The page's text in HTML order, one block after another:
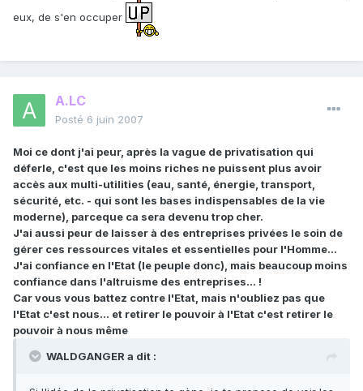
eux, de s'en occuper
A.LC
Posté 6 juin 2007
Moi ce dont j'ai peur, après la vague de privatisation qui
déferle, c'est que les moins riches ne puissent plus avoir
accès aux multi-utilities (eau, santé, énergie, transport,
sécurité, etc. - qui sont les bases indispensables de la vie
moderne), parceque ca sera devenu trop cher.
J'ai aussi peur de laisser à des entreprises privées le soin de
gérer ces ressources vitales et essentielles pour l'Homme…
J'ai confiance en l'Etat (le peuple donc), mais beaucoup moins
confiance dans l'altruisme des entreprises… !
Car vous vous battez contre l'Etat, mais n'oubliez pas que
l'Etat c'est nous… et retirer le pouvoir à l'Etat c'est retirer le
pouvoir à nous même
WALDGANGER a dit :